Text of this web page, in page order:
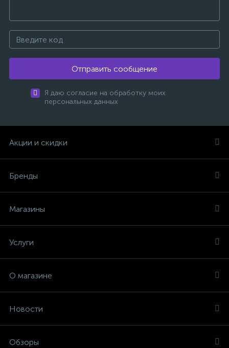
Отправить сообщение
Я даю согласие на обработку моих
персональных данных
Акции и скидки
Бренды
Магазины
Услуги
О магазине
Новости
Обзоры